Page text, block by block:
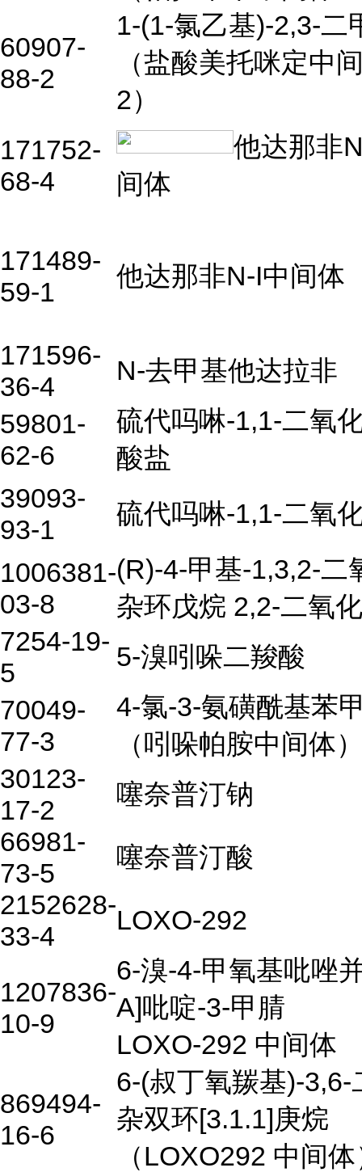
60907-
88-2
1-(1-氯乙基)-2,3-二
（盐酸美托咪定中
2）
171752-
68-4
他达那非
间体
171489-
59-1
他达那非N-I中间体
171596-
36-4
N-去甲基他达拉非
59801-
62-6
硫代吗啉-1,1-二氧
酸盐
39093-
93-1
硫代吗啉-1,1-二氧
1006381-
03-8
(R)-4-甲基-1,3,2-二
杂环戊烷 2,2-二氧
7254-19-
5
5-溴吲哚二羧酸
70049-
77-3
4-氯-3-氨磺酰基苯
（吲哚帕胺中间体
30123-
17-2
噻奈普汀钠
66981-
73-5
噻奈普汀酸
2152628-
33-4
LOXO-292
1207836-
10-9
6-溴-4-甲氧基吡唑
A]吡啶-3-甲腈
LOXO-292 中间体
869494-
16-6
6-(叔丁氧羰基)-3,6-
杂双环[3.1.1]庚烷
（LOXO292 中间体